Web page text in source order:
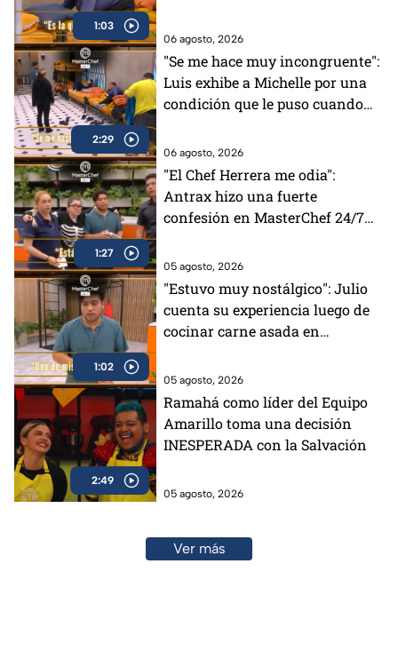
1:03
06 agosto, 2026
2:29
"Se me hace muy incongruente":
Luis exhibe a Michelle por una
condición que le puso cuando
06 agosto, 2026
1:27
"El Chef Herrera me odia":
Antrax hizo una fuerte
confesión en MasterChef 24/7
05 agosto, 2026
1:02
"Estuvo muy nostálgico": Julio
cuenta su experiencia luego de
cocinar carne asada en
05 agosto, 2026
2:49
Ramahá como líder del Equipo
Amarillo toma una decisión
INESPERADA con la Salvación
05 agosto, 2026
Ver más